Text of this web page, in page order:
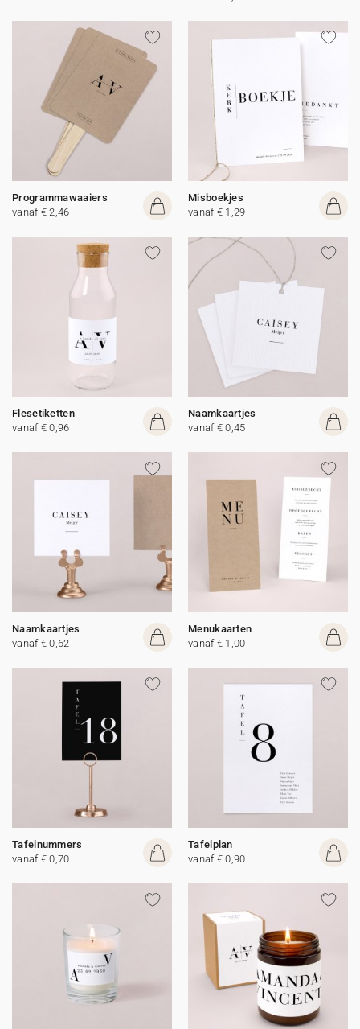
Programmawaaiers
vanaf € 2,46
Misboekjes
vanaf € 1,29
Flesetiketten
vanaf € 0,96
Naamkaartjes
vanaf € 0,45
Naamkaartjes
vanaf € 0,62
Menukaarten
vanaf € 1,00
Tafelnummers
vanaf € 0,70
Tafelplan
vanaf € 0,90